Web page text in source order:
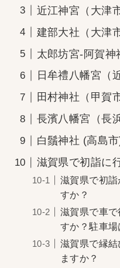
近江神宮（大津市
建部大社（大津市
太郎坊宮-阿賀神
日牟禮八幡宮（
田村神社（甲賀市
長濱八幡宮（長
白鬚神社 (高島
滋賀県で初詣に
滋賀県で初
すか？
滋賀県で車で
すか？駐車場
滋賀県で縁結
ますか？